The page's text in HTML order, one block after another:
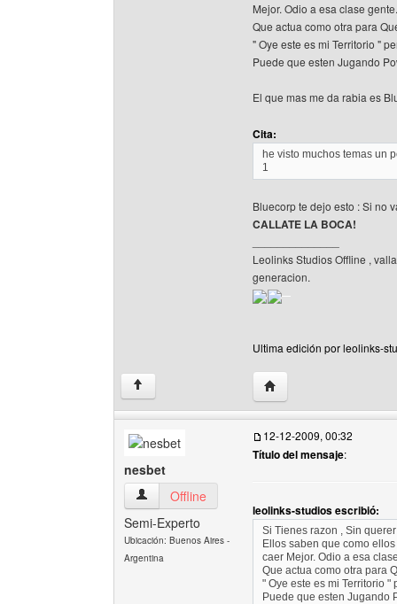
Mejor. Odio a esa clase gente.
Que actua como otra para
" Oye este es mi Territorio "
Puede que esten Jugando
El que mas me da rabia es
Cita:
he visto muchos temas un
1
Bluecorp te dejo esto : Si no
CALLATE LA BOCA!
Leolinks Studios Offline ,
generacion.
Ultima edición por leolinks-
↑ Visitar sitio web del
nesbet
nesbet Ver perfil del usuario
Offline
Semi-Experto
Ubicación: Buenos Aires -
Argentina
12-12-2009, 00:32
Título del mensaje:
leolinks-studios escribió:
Si Tienes razon , Sin
Ellos saben que como
caer Mejor. Odio a esa
Que actua como otra para
" Oye este es mi Territorio
Puede que esten Jugando